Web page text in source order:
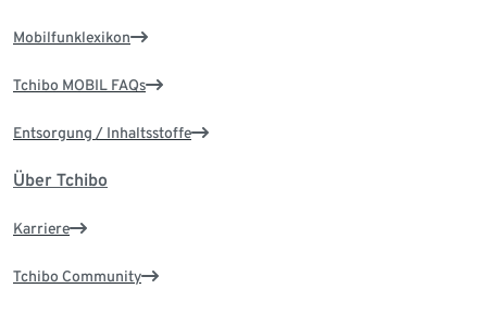
Mobilfunklexikon
Tchibo MOBIL FAQs
Entsorgung / Inhaltsstoffe
Über Tchibo
Karriere
Tchibo Community